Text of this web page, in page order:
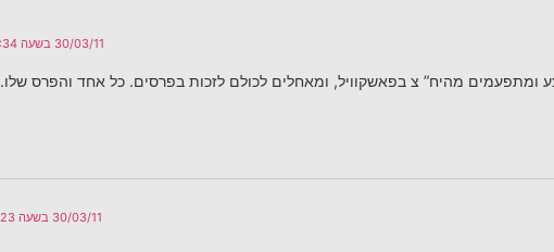
30/03/11 בשעה 0:34
ומתפעמים מהיח” צ בפאשקוויל, ומאחלים לכולם לזכות בפרסים. כל אחד והפרס שלו.
30/03/11 בשעה 1:23